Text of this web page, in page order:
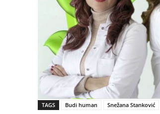
TAGS Budi human Snežana Stanković